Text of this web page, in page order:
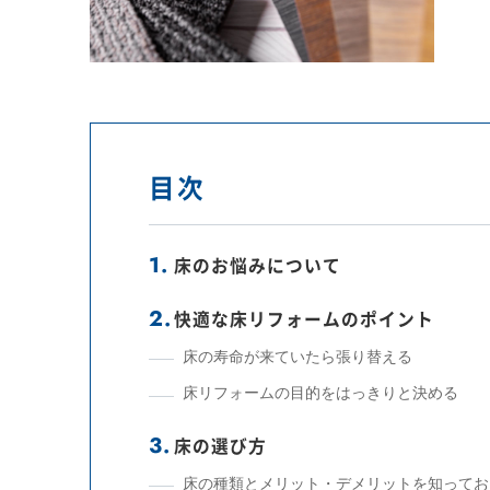
目次
床のお悩みについて
快適な床リフォームのポイント
床の寿命が来ていたら張り替える
床リフォームの目的をはっきりと決める
床の選び方
床の種類とメリット・デメリットを知って